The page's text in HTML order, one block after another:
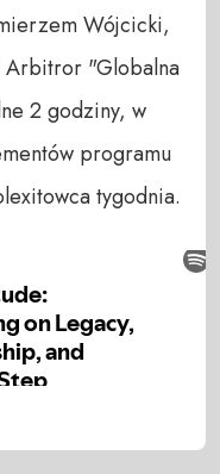
Wójcicki,
Arbitror "Globalna
2 godziny, w
programu
tygodnia.